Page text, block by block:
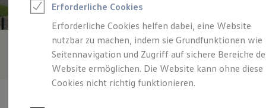
Rettungsdienste
ONE Business ID Vorteile
Fahrzeugsuche & Marktplatz
Fahrzeugsuche
Fahrzeuge online kaufen
Digitaler Marktplatz
Kauf & Finanzierung
Online-Fahrzeugbewertung
Erforderliche Cookies
Erforderliche Cookies helfen dabei, eine Website
nutzbar zu machen, indem sie Grundfunktionen wie
Seitennavigation und Zugriff auf sichere Bereiche
Website ermöglichen. Die Website kann ohne diese
Cookies nicht richtig funktionieren.